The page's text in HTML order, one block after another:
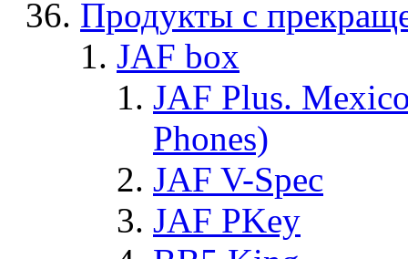
Продукты с
JAF box
JAF Plus.
Phones)
JAF V-Spec
JAF PKey